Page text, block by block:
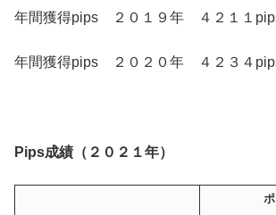
年間獲得pips ２０１９年 ４２１１
年間獲得pips ２０２０年 ４２３４
Pips成績（２０２１年）